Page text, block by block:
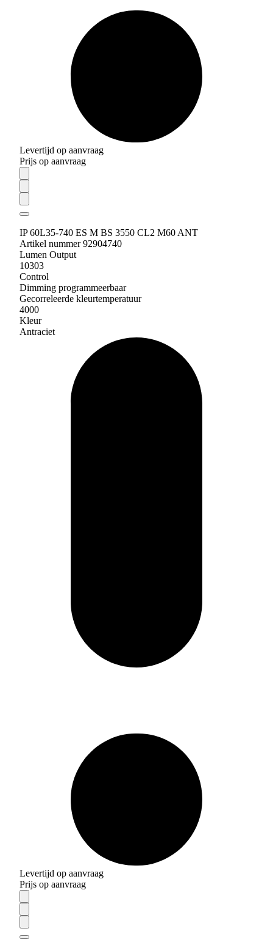
Levertijd op aanvraag
Prijs op aanvraag
IP 60L35-740 ES M BS 3550 CL2 M60 ANT
Artikel nummer 92904740
Lumen Output
10303
Control
Dimming programmeerbaar
Gecorreleerde kleurtemperatuur
4000
Kleur
Antraciet
Levertijd op aanvraag
Prijs op aanvraag